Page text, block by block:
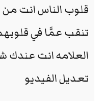
قلوب الناس انت
تنقب عمَّا في
العلامه انت عندك
تعديل الفيديو